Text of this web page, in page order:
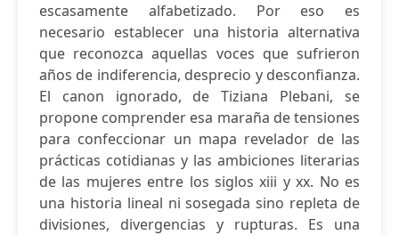
escasamente alfabetizado. Por eso es
necesario establecer una historia alternativa
que reconozca aquellas voces que sufrieron
años de indiferencia, desprecio y desconfianza.
El canon ignorado, de Tiziana Plebani, se
propone comprender esa maraña de tensiones
para confeccionar un mapa revelador de las
prácticas cotidianas y las ambiciones literarias
de las mujeres entre los siglos xiii y xx. No es
una historia lineal ni sosegada sino repleta de
divisiones, divergencias y rupturas. Es una